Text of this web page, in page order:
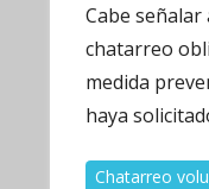
Cabe
chatarreo
medida
haya
Chatarreo